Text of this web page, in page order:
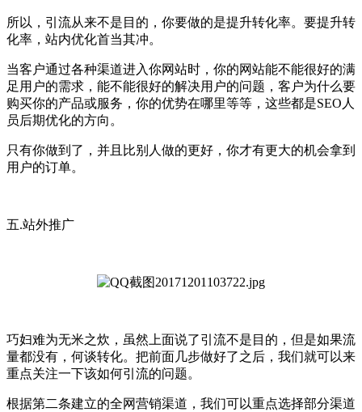
所以，引流从来不是目的，你要做的是提升转化率。要提升转
化率，站内优化首当其冲。
当客户通过各种渠道进入你网站时，你的网站能不能很好的满
足用户的需求，能不能很好的解决用户的问题，客户为什么要
购买你的产品或服务，你的优势在哪里等等，这些都是SEO人
员后期优化的方向。
只有你做到了，并且比别人做的更好，你才有更大的机会拿到
用户的订单。
五.站外推广
巧妇难为无米之炊，虽然上面说了引流不是目的，但是如果流
量都没有，何谈转化。把前面几步做好了之后，我们就可以来
重点关注一下该如何引流的问题。
根据第二条建立的全网营销渠道，我们可以重点选择部分渠道